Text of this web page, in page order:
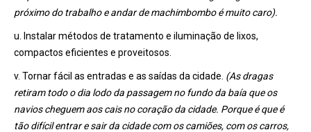
próximo do trabalho e andar de machimbombo é muito caro).
u. Instalar métodos de tratamento e iluminação de lixos,
compactos eficientes e proveitosos.
v. Tornar fácil as entradas e as saídas da cidade. (As dragas
retiram todo o dia lodo da passagem no fundo da baía que os
navios cheguem aos cais no coração da cidade. Porque é que é
tão difícil entrar e sair da cidade com os camiões, com os carros,